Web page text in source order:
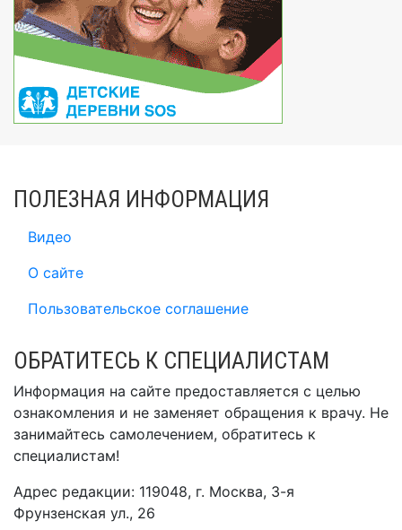
ПОЛЕЗНАЯ ИНФОРМАЦИЯ
Видео
О сайте
Пользовательское соглашение
ОБРАТИТЕСЬ К СПЕЦИАЛИСТАМ
Информация на сайте предоставляется с целью
ознакомления и не заменяет обращения к врачу. Не
занимайтесь самолечением, обратитесь к
специалистам!
Адрес редакции: 119048, г. Москва, 3-я
Фрунзенская ул., 26